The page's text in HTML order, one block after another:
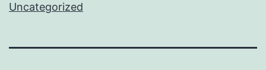
Uncategorized